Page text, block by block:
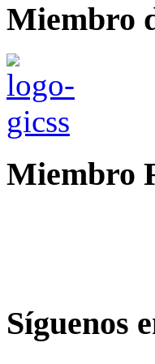
Miembro
Miembro
Síguenos